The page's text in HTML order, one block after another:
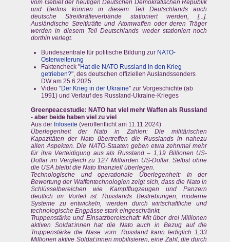
vom Gebiet der heutigen Deutschen Demokratischen Republik
und Berlins können in diesem Teil Deutschlands auch
deutsche Streitkräfteverbände stationiert werden, [...].
Ausländische Streitkräfte und Atomwaffen oder deren Träger
werden in diesem Teil Deutschlands weder stationiert noch
dorthin verlegt.
Bundeszentrale für politische Bildung zur NATO-
Osterweiterung
Faktencheck "Hat die NATO Russland in den Krieg
getrieben?", des deutschen offiziellen Auslandssenders
DW am 25.6.2025
Video "Der Krieg in der Ukraine" zur Vorgeschichte (ab
1991) und Verlauf des Russland-Ukraine-Krieges
Greenpeacestudie: NATO hat viel mehr Waffen als Russland
- aber beide haben viel zu viel
Aus der Infoseite (veröffentlicht am 11.11.2024)
Überlegenheit der Nato in Zahlen: Die militärischen
Kapazitäten der Nato übertreffen die Russlands in nahezu
allen Aspekten. Die NATO-Staaten geben etwa zehnmal mehr
für ihre Verteidigung aus als Russland – 1,19 Billionen US-
Dollar im Vergleich zu 127 Milliarden US-Dollar. Selbst ohne
die USA bleibt die Nato finanziell überlegen.
Technologische und operationale Überlegenheit: In der
Bewertung der Waffentechnologien zeigt sich, dass die Nato in
Schlüsselbereichen wie Kampfflugzeugen und Panzern
deutlich im Vorteil ist. Russlands Bestrebungen, moderne
Systeme zu entwickeln, werden durch wirtschaftliche und
technologische Engpässe stark eingeschränkt.
Truppenstärke und Einsatzbereitschaft: Mit über drei Millionen
aktiven Soldat:innen hat die Nato auch in Bezug auf die
Truppenstärke die Nase vorn. Russland kann lediglich 1,33
Millionen aktive Soldat:innen mobilisieren, eine Zahl, die durch